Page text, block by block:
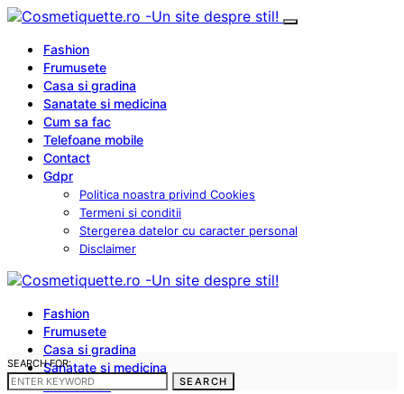
Fashion
Frumusete
Casa si gradina
Sanatate si medicina
Cum sa fac
Telefoane mobile
Contact
Gdpr
Politica noastra privind Cookies
Termeni si conditii
Stergerea datelor cu caracter personal
Disclaimer
Fashion
Frumusete
Casa si gradina
Sanatate si medicina
Cum sa fac
SEARCH FOR:
SEARCH